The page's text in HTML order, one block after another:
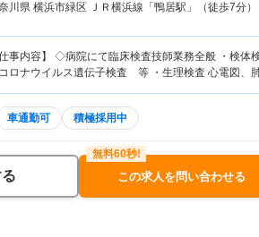
川県 横浜市緑区 ＪＲ横浜線「鴨居駅」（徒歩7分）
仕事内容】 ◇病院にて臨床検査技師業務全般 ・検体
ロナウイルス遺伝子検査 等 ・生理検査 心電図、
車通勤可 積極採用中
この求人を問い合わせる